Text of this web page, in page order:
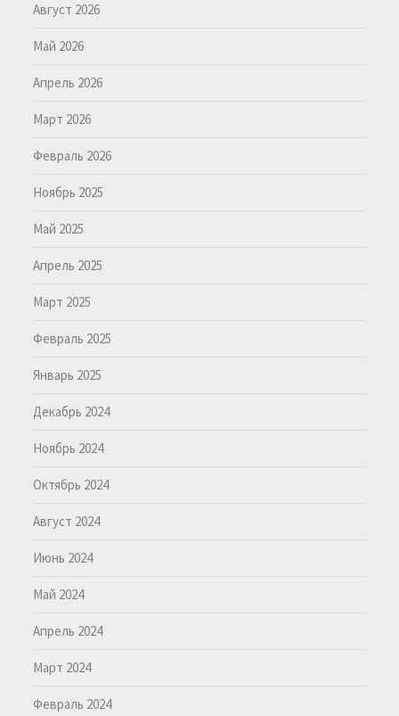
Август 2026
Май 2026
Апрель 2026
Март 2026
Февраль 2026
Ноябрь 2025
Май 2025
Апрель 2025
Март 2025
Февраль 2025
Январь 2025
Декабрь 2024
Ноябрь 2024
Октябрь 2024
Август 2024
Июнь 2024
Май 2024
Апрель 2024
Март 2024
Февраль 2024